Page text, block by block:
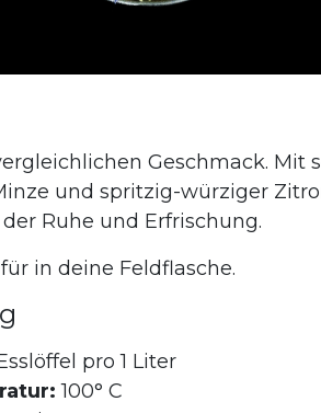
Geschmack. Mit
und spritzig-würziger
Ruhe und Erfrischung.
in deine Feldflasche.
pro 1 Liter
100° C